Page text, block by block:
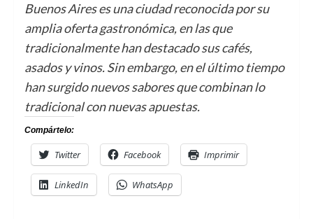
Buenos Aires es una ciudad reconocida por su
amplia oferta gastronómica, en las que
tradicionalmente han destacado sus cafés,
asados y vinos. Sin embargo, en el último tiempo
han surgido nuevos sabores que combinan lo
tradicional con nuevas apuestas.
Compártelo:
Twitter Facebook Imprimir
LinkedIn WhatsApp